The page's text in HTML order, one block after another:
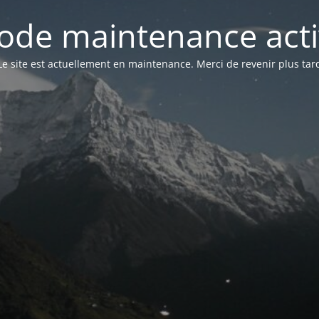
maintenance
site est actuellement en maintenance. Merci de revenir plus